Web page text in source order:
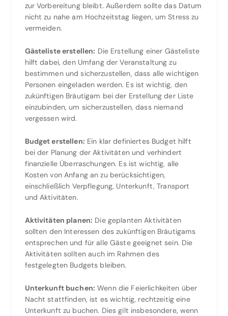
zur Vorbereitung bleibt. Außerdem sollte das Datum
nicht zu nahe am Hochzeitstag liegen, um Stress zu
vermeiden.
Gästeliste erstellen: Die Erstellung einer Gästeliste
hilft dabei, den Umfang der Veranstaltung zu
bestimmen und sicherzustellen, dass alle wichtigen
Personen eingeladen werden. Es ist wichtig, den
zukünftigen Bräutigam bei der Erstellung der Liste
einzubinden, um sicherzustellen, dass niemand
vergessen wird.
Budget erstellen: Ein klar definiertes Budget hilft
bei der Planung der Aktivitäten und verhindert
finanzielle Überraschungen. Es ist wichtig, alle
Kosten von Anfang an zu berücksichtigen,
einschließlich Verpflegung, Unterkunft, Transport
und Aktivitäten.
Aktivitäten planen: Die geplanten Aktivitäten
sollten den Interessen des zukünftigen Bräutigams
entsprechen und für alle Gäste geeignet sein. Die
Aktivitäten sollten auch im Rahmen des
festgelegten Budgets bleiben.
Unterkunft buchen: Wenn die Feierlichkeiten über
Nacht stattfinden, ist es wichtig, rechtzeitig eine
Unterkunft zu buchen. Dies gilt insbesondere, wenn